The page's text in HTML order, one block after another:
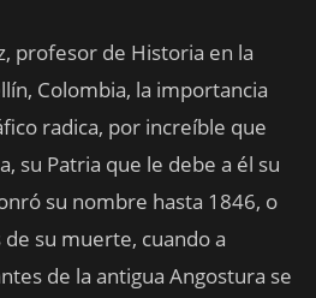
profesor de Historia en la
Colombia, la importancia
radica, por increíble que
su Patria que le debe a él su
su nombre hasta 1846, o
su muerte, cuando a
de la antigua Angostura se